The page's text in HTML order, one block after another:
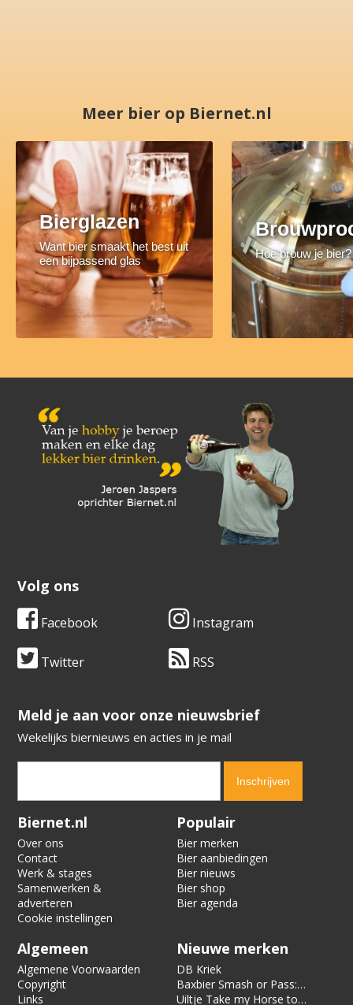
Meer bier op Biernet.nl
Bierglazen
Want bier smaakt het best uit
een bijpassend glas
Hoe brouw je bier?
Volg ons
Facebook Instagram
Twitter RSS
​​​​​​​Meld je aan voor onze nieuwsbrief
Wekelijks biernieuws en acties in je mail
Verification code:
Biernet.nl
Over ons
Contact
Werk & stages
Samenwerken &
adverteren
Cookie instellingen
Populair
Bier merken
Bier aanbiedingen
Bier nieuws
Bier shop
Bier agenda
Algemeen
Algemene Voorwaarden
Copyright
Links
Nieuwe merken
DB Kriek
Baxbier Smash or Pass:
Strata
Uiltje Take my Horse to